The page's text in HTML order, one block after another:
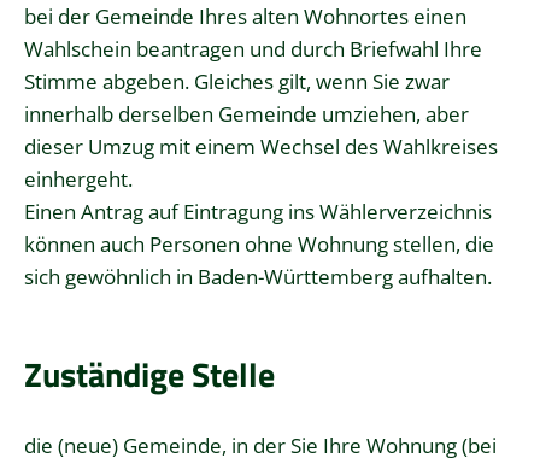
bei der Gemeinde Ihres alten Wohnortes einen
Wahlschein beantragen und durch Briefwahl Ihre
Stimme abgeben. Gleiches gilt, wenn Sie zwar
innerhalb derselben Gemeinde umziehen, aber
dieser Umzug mit einem Wechsel des Wahlkreises
einhergeht.
Einen Antrag auf Eintragung ins Wählerverzeichnis
können auch Personen ohne Wohnung stellen, die
sich gewöhnlich in Baden-Württemberg aufhalten.
Zuständige Stelle
die (neue) Gemeinde, in der Sie Ihre Wohnung (bei